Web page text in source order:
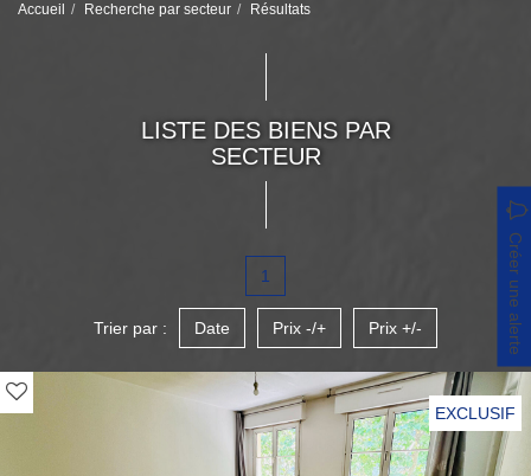
Accueil Recherche par secteur Résultats
LISTE DES BIENS PAR
SECTEUR
Créer une alerte
1
Trier par : Date Prix -/+ Prix +/-
EXCLUSIF